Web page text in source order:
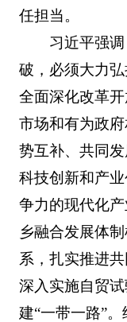
任担当。
习近平强
破，必须大力
全面深化改革
市场和有为政
势互补、共同
科技创新和产
争力的现代化
乡融合发展体
系，扎实推进
深入实施自贸
建“一带一路”